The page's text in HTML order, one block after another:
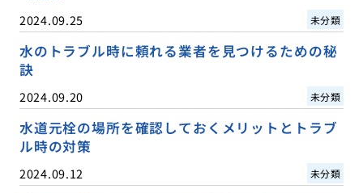
2024.09.25 未分類
水のトラブル時に頼れる業者を見つけるための秘
訣
2024.09.20 未分類
水道元栓の場所を確認しておくメリットとトラブ
ル時の対策
2024.09.12 未分類